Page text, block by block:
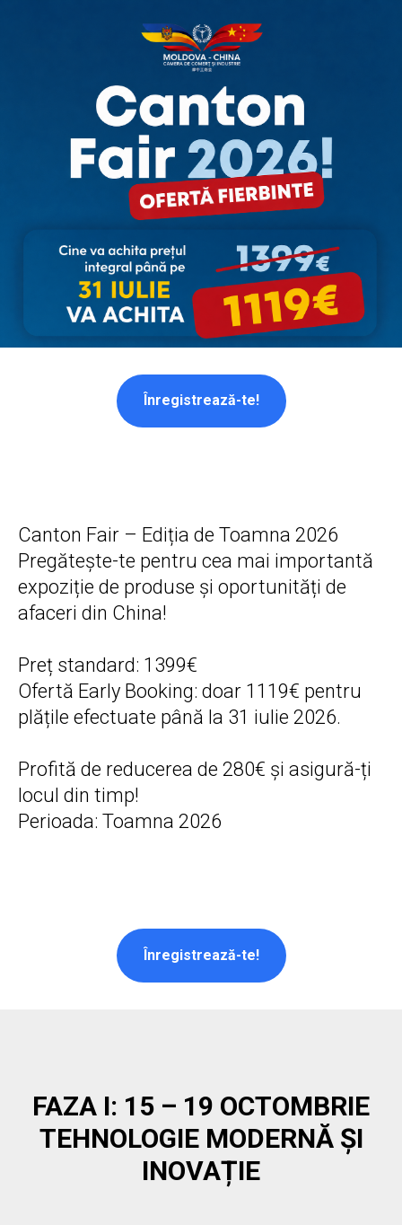
Înregistrează-te!
Canton Fair – Ediția de Toamna 2026
Pregătește-te pentru cea mai importantă
expoziție de produse și oportunități de
afaceri din China!
Preț standard: 1399€
Ofertă Early Booking: doar 1119€ pentru
plățile efectuate până la 31 iulie 2026.
Profită de reducerea de 280€ și asigură-ți
locul din timp!
Perioada: Toamna 2026
Înregistrează-te!
FAZA I: 15 – 19 OCTOMBRIE
TEHNOLOGIE MODERNĂ ȘI
INOVAȚIE